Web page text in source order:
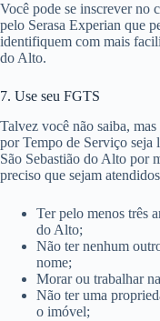
Você pode se inscrever no
pelo Serasa Experian que
identifiquem com mais
do Alto.
7. Use seu FGTS
Talvez você não saiba,
por Tempo de Serviço seja
São Sebastião do Alto por
preciso que sejam
Ter pelo menos três
do Alto;
Não ter nenhum
nome;
Morar ou trabalhar
Não ter uma
o imóvel;